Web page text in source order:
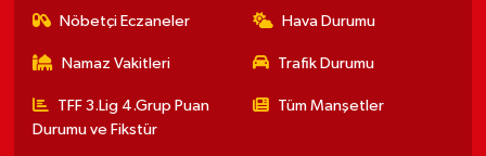
Nöbetçi Eczaneler Hava Durumu
Namaz Vakitleri Trafik Durumu
TFF 3.Lig 4.Grup Puan
Durumu ve Fikstür
Tüm Manşetler